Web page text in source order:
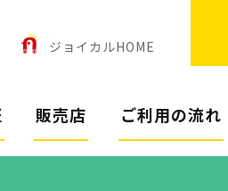
ジョイカルHOME
販売店 ご利用の流れ